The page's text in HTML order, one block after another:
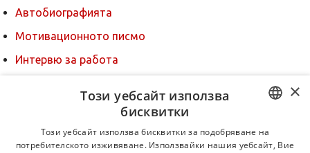
Автобиографията
Мотивационното писмо
Интервю за работа
За новодошли
BULGARIAN
×
Този уебсайт използва
бисквитки
Този уебсайт използва бисквитки за подобряване на
потребителското изживяване. Използвайки нашия уебсайт, Вие